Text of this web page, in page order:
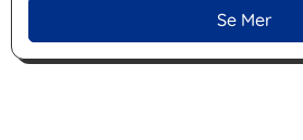
Se Mer